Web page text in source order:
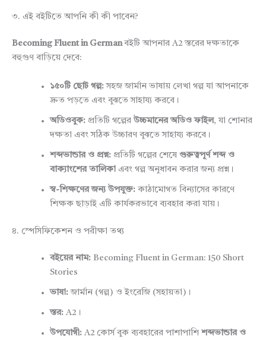
৩. এই বইটিতে আপনি কী কী পাবেন?
Becoming Fluent in Germanবইটি আপনার A2 স্তরের দক্ষতাকে
বহুগুণ বাড়িয়ে দেবে:
১৫০টি ছোট গল্প: সহজ জার্মান ভাষায় লেখা গল্প যা আপনাকে
দ্রুত পড়তে এবং বুঝতে সাহায্য করবে।
অডিওবুক: প্রতিটি গল্পেরউচ্চমানের অডিও ফাইল, যা শোনার
দক্ষতা এবং সঠিক উচ্চারণ বুঝতে সাহায্য করবে।
শব্দভান্ডার ও প্রশ্ন: প্রতিটি গল্পের শেষে গুরুত্বপূর্ণ শব্দ ও
বাক্যাংশের তালিকাএবং গল্প অনুধাবন করার জন্য প্রশ্ন।
স্ব-শিক্ষণের জন্য উপযুক্ত: কাঠামোগত বিন্যাসের কারণে
শিক্ষক ছাড়াই এটি কার্যকরভাবে ব্যবহার করা যায়।
৪. স্পেসিফিকেশন ও পরীক্ষা তথ্য
বইয়ের নাম: Becoming Fluent in German: 150 Short
Stories
ভাষা: জার্মান (গল্প) ও ইংরেজি (সহায়তা)।
স্তর: A2।
উপযোগী: A2 কোর্স বুক ব্যবহারের পাশাপাশি শব্দভান্ডার ও